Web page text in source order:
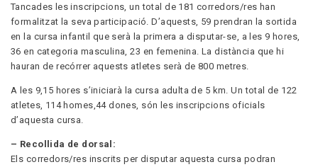
Tancades les inscripcions, un total de 181 corredors/res han
formalitzat la seva participació. D’aquests, 59 prendran la sortida
en la cursa infantil que serà la primera a disputar-se, a les 9 hores,
36 en categoria masculina, 23 en femenina. La distància que hi
hauran de recórrer aquests atletes serà de 800 metres.
A les 9,15 hores s’iniciarà la cursa adulta de 5 km. Un total de 122
atletes, 114 homes,44 dones, són les inscripcions oficials
d’aquesta cursa.
– Recollida de dorsal:
Els corredors/res inscrits per disputar aquesta cursa podran